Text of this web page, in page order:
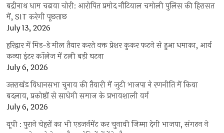
बद्रीनाथ धाम चढ़ावा चोरी: आरोपित प्रमोद नौटियाल चमोली पुलिस की हिरासत
में, SIT करेगी पूछताछ
July 13, 2026
हरिद्वार में मिड-डे मील तैयार करते वक्त प्रेशर कुकर फटने से हुआ धमाका, आर्य
कन्या इंटर कॉलेज में टली बड़ी घटना
July 6, 2026
उत्तराखंंड विधानसभा चुनाव की तैयारी में जुटी भाजपा ने रणनीति में किया
बदलाव, प्रकोष्ठों से साधेगी समाज के प्रभावशाली वर्ग
July 6, 2026
यूपी : पुराने चेहरों का भी एडजर्नमेंट कर चुनावी जिम्मा देगी भाजपा, संगठन ने